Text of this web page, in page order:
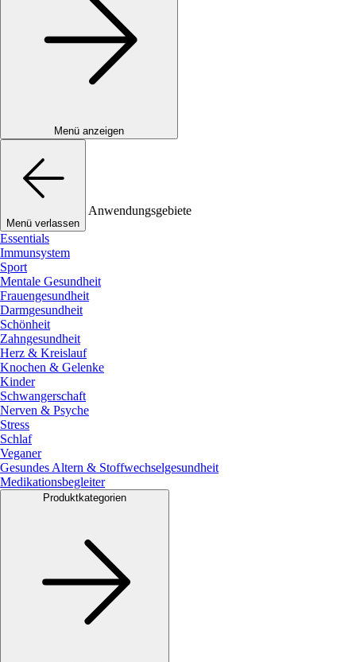
Menü anzeigen
Menü verlassen
Anwendungsgebiete
Essentials
Immunsystem
Sport
Mentale Gesundheit
Frauengesundheit
Darmgesundheit
Schönheit
Zahngesundheit
Herz & Kreislauf
Knochen & Gelenke
Kinder
Schwangerschaft
Nerven & Psyche
Stress
Schlaf
Veganer
Gesundes Altern & Stoffwechselgesundheit
Medikationsbegleiter
Produktkategorien